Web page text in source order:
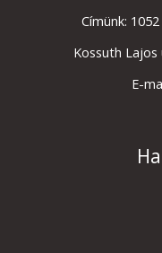
Címünk:
Kossuth Lajos
E-